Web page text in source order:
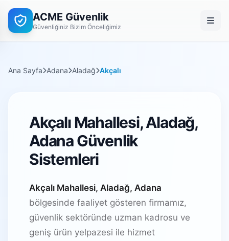
ACME Güvenlik
Güvenliğiniz Bizim Önceliğimiz
Ana Sayfa Adana Aladağ Akçalı
Akçalı Mahallesi, Aladağ,
Adana Güvenlik
Sistemleri
Akçalı Mahallesi, Aladağ, Adana
bölgesinde faaliyet gösteren firmamız,
güvenlik sektöründe uzman kadrosu ve
geniş ürün yelpazesi ile hizmet